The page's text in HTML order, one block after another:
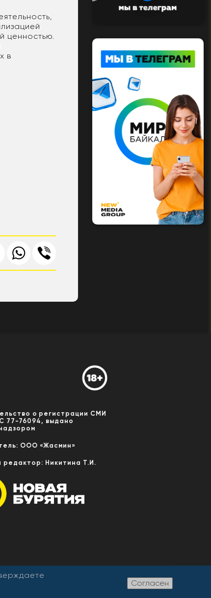
ценностью.
в
о регистрации СМИ
77-76094, выдано
ООО «Жасмин»
редактор: Никитина Т.И.
Согласен